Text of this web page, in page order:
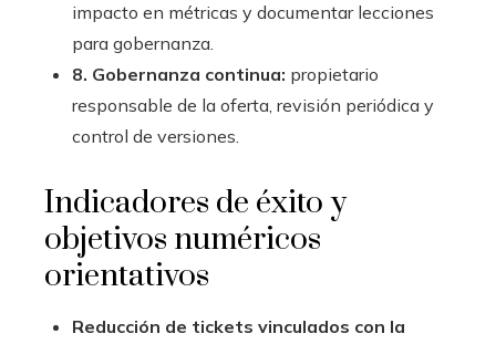
impacto en métricas y documentar lecciones
para gobernanza.
8. Gobernanza continua: propietario
responsable de la oferta, revisión periódica y
control de versiones.
Indicadores de éxito y
objetivos numéricos
orientativos
Reducción de tickets vinculados con la